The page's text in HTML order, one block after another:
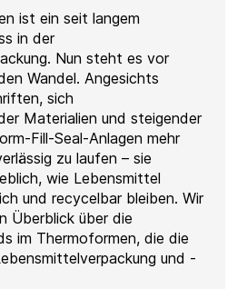
ist ein seit langem
in der
Nun steht es vor
Wandel. Angesichts
sich
Materialien und steigender
Fill-Seal-Anlagen mehr
zu laufen – sie
wie Lebensmittel
und recycelbar bleiben. Wir
Überblick über die
im Thermoformen, die die
und -